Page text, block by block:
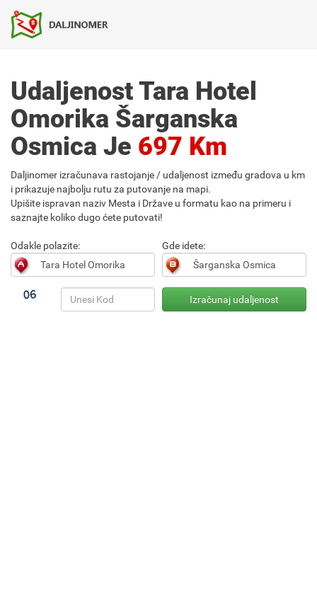
Udaljenost Tara Hotel
Omorika Šarganska
Osmica Je 697 Km
Daljinomer izračunava rastojanje / udaljenost između gradova u km
i prikazuje najbolju rutu za putovanje na mapi.
Upišite ispravan naziv Mesta i Države u formatu kao na primeru i
saznajte koliko dugo ćete putovati!
Odakle polazite: Gde idete: